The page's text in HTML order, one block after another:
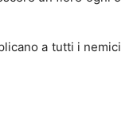
a tutti i nemici